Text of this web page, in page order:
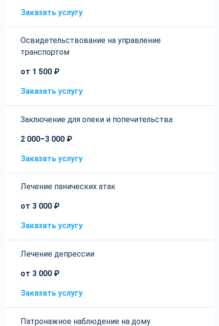
Заказать услугу
Освидетельствование на управление
транспортом
от 1 500 ₽
Заказать услугу
Заключение для опеки и попечительства
2 000–3 000 ₽
Заказать услугу
Лечение панических атак
от 3 000 ₽
Заказать услугу
Лечение депрессии
от 3 000 ₽
Заказать услугу
Патронажное наблюдение на дому